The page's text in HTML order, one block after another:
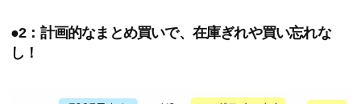
●2：計画的なまとめ買いで、在庫ぎれや買い忘れな
し！